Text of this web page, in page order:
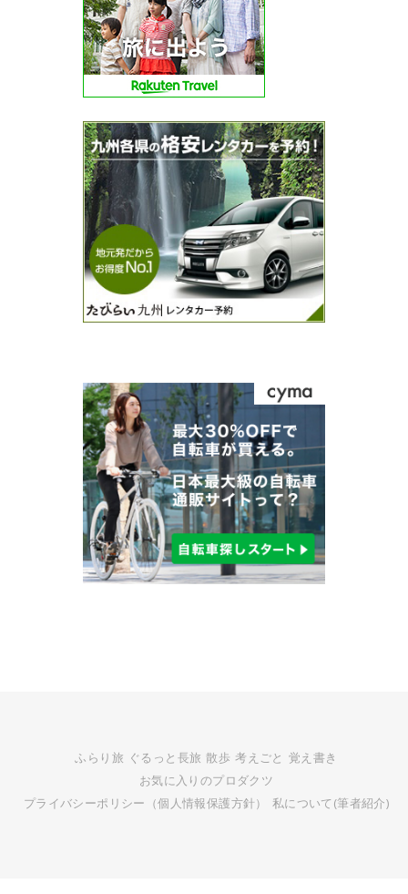
ふらり旅 ぐるっと長旅 散歩 考えごと 覚え書き
お気に入りのプロダクツ
プライバシーポリシー（個人情報保護方針）
私について(筆者紹介)